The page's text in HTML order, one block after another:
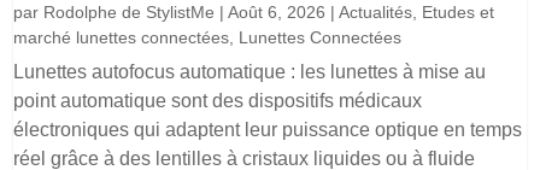
par Rodolphe de StylistMe |Août 6, 2026 |Actualités Etudes et
marché lunettes connectées Lunettes Connectées
Lunettes autofocus automatique : les lunettes à mise au
point automatique sont des dispositifs médicaux
électroniques qui adaptent leur puissance optique en temps
réel grâce à des lentilles à cristaux liquides ou à fluide